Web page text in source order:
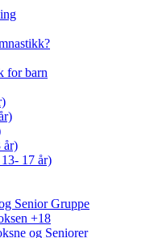
for barn
år)
17 år)
Senior Gruppe
+18
og Seniorer